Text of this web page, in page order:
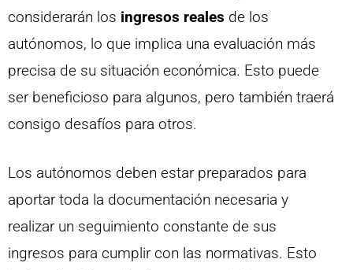
considerarán los ingresos reales de los
autónomos, lo que implica una evaluación más
precisa de su situación económica. Esto puede
ser beneficioso para algunos, pero también traerá
consigo desafíos para otros.
Los autónomos deben estar preparados para
aportar toda la documentación necesaria y
realizar un seguimiento constante de sus
ingresos para cumplir con las normativas. Esto